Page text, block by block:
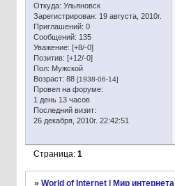
Откуда: Ульяновск
Зарегистрирован: 19 августа, 2010г.
Приглашений: 0
Сообщений: 135
Уважение: [+8/-0]
Позитив: [+12/-0]
Пол: Мужской
Возраст: 88 [1938-06-14]
Провел на форуме:
1 день 13 часов
Последний визит:
26 декабря, 2010г. 22:42:51
Страница: 1
» World of Internet | Мир интернета